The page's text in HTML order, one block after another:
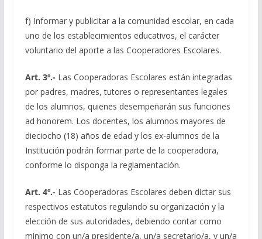
f) Informar y publicitar a la comunidad escolar, en cada
uno de los establecimientos educativos, el carácter
voluntario del aporte a las Cooperadores Escolares.
Art. 3º.- Las Cooperadoras Escolares están integradas
por padres, madres, tutores o representantes legales
de los alumnos, quienes desempeñarán sus funciones
ad honorem. Los docentes, los alumnos mayores de
dieciocho (18) años de edad y los ex-alumnos de la
Institución podrán formar parte de la cooperadora,
conforme lo disponga la reglamentación.
Art. 4º.- Las Cooperadoras Escolares deben dictar sus
respectivos estatutos regulando su organización y la
elección de sus autoridades, debiendo contar como
minimo con un/a presidente/a, un/a secretario/a, y un/a